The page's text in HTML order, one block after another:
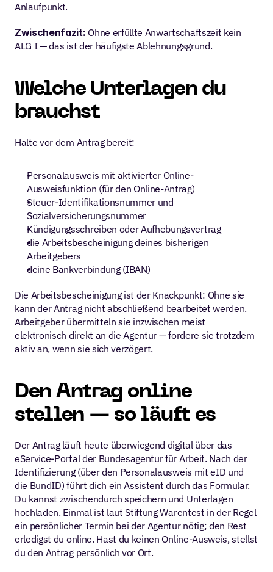
Anlaufpunkt.
Zwischenfazit: Ohne erfüllte Anwartschaftszeit kein
ALG I — das ist der häufigste Ablehnungsgrund.
Welche Unterlagen du
brauchst
Halte vor dem Antrag bereit:
Personalausweis mit aktivierter Online-
Ausweisfunktion (für den Online-Antrag)
Steuer-Identifikationsnummer und
Sozialversicherungsnummer
Kündigungsschreiben oder Aufhebungsvertrag
die Arbeitsbescheinigung deines bisherigen
Arbeitgebers
deine Bankverbindung (IBAN)
Die Arbeitsbescheinigung ist der Knackpunkt: Ohne sie
kann der Antrag nicht abschließend bearbeitet werden.
Arbeitgeber übermitteln sie inzwischen meist
elektronisch direkt an die Agentur — fordere sie trotzdem
aktiv an, wenn sie sich verzögert.
Den Antrag online
stellen — so läuft es
Der Antrag läuft heute überwiegend digital über das
eService-Portal der Bundesagentur für Arbeit. Nach der
Identifizierung (über den Personalausweis mit eID und
die BundID) führt dich ein Assistent durch das Formular.
Du kannst zwischendurch speichern und Unterlagen
hochladen. Einmal ist laut Stiftung Warentest in der Regel
ein persönlicher Termin bei der Agentur nötig; den Rest
erledigst du online. Hast du keinen Online-Ausweis, stellst
du den Antrag persönlich vor Ort.